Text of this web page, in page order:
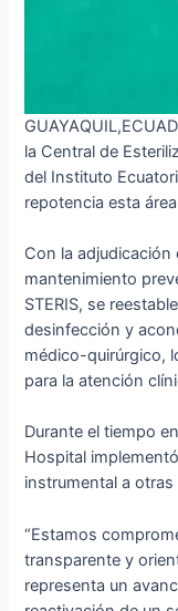
la Central de
del Instituto
repotencia esta
Con la
mantenimiento
STERIS, se
desinfección y
médico-quirúrgico,
para la atención
Durante el tiempo
Hospital
instrumental a otras
“Estamos
transparente y
representa un